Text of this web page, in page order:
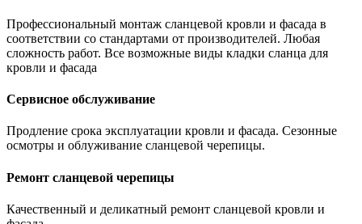
Модель рыбья чешуя и острый
угол
Декоративная кладка
остроугольниками
Профессиональный монтаж сланцевой кровли и фасада в
соответствии со стандартами от производителей. Любая
сложность работ. Все возможные виды кладки сланца для
кровли и фасада
Сервисное обслуживание
Продление срока эксплуатации кровли и фасада. Сезонные
осмотры и облуживание сланцевой черепицы.
Ремонт сланцевой черепицы
Качественный и деликатный ремонт сланцевой кровли и